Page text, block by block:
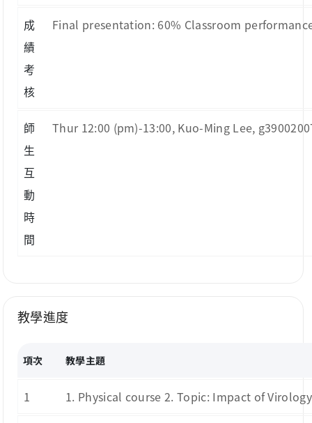
成
績
考
核
Final presentation: 60% Classroom
師
生
互
動
時
間
Thur 12:00 (pm)-13:00, Kuo-Ming Lee,
教學進度
項次 教學主題
1 1. Physical course 2. Topic: Impact of